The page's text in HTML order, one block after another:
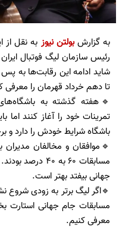
به گزارشبولتن نیوز به نقل از
رئیس سازمان لیگ فوتبال
شاید ادامه این رقابت‌ها به پس
تا دهم خرداد قهرمان را معرفی
🔹هفته گذشته به
تمرینات خود را آغاز کنند
باشگاه شرایط خودش را دارد
🔹موافقان و مخالفان
مسابقات ۶۰ به
جهانی بیفتد بهتر است.
🔹اگر لیگ برتر به زودی شروع
مسابقات جام جهانی استارت
معرفی کنیم.